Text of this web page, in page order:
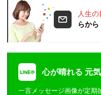
人生の
らから
心が晴れる 元
一言メッセージ画像が定期